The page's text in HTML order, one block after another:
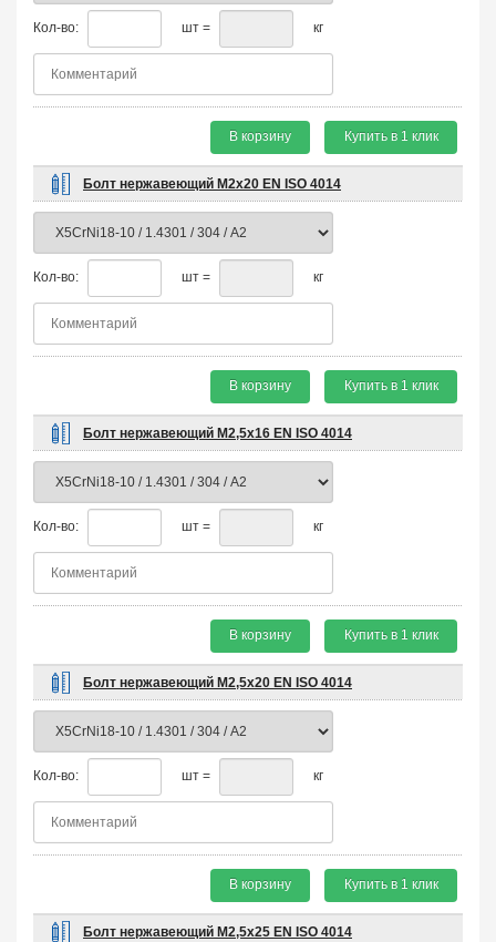
Кол-во: шт = кг
В корзину Купить в 1 клик
Болт нержавеющий М2х20 EN ISO 4014
Кол-во: шт = кг
В корзину Купить в 1 клик
Болт нержавеющий М2,5х16 EN ISO 4014
Кол-во: шт = кг
В корзину Купить в 1 клик
Болт нержавеющий М2,5х20 EN ISO 4014
Кол-во: шт = кг
В корзину Купить в 1 клик
Болт нержавеющий М2,5х25 EN ISO 4014